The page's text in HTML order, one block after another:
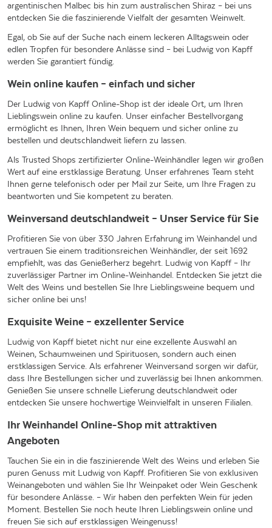
argentinischen Malbec bis hin zum australischen Shiraz – bei uns
entdecken Sie die faszinierende Vielfalt der gesamten Weinwelt.
Egal, ob Sie auf der Suche nach einem leckeren Alltagswein oder
edlen Tropfen für besondere Anlässe sind – bei Ludwig von Kapff
werden Sie garantiert fündig.
Wein online kaufen – einfach und sicher
Der Ludwig von Kapff Online-Shop ist der ideale Ort, um Ihren
Lieblingswein online zu kaufen. Unser einfacher Bestellvorgang
ermöglicht es Ihnen, Ihren Wein bequem und sicher online zu
bestellen und deutschlandweit liefern zu lassen.
Als Trusted Shops zertifizierter Online-Weinhändler legen wir großen
Wert auf eine erstklassige Beratung. Unser erfahrenes Team steht
Ihnen gerne telefonisch oder per Mail zur Seite, um Ihre Fragen zu
beantworten und Sie kompetent zu beraten.
Weinversand deutschlandweit – Unser Service für Sie
Profitieren Sie von über 330 Jahren Erfahrung im Weinhandel und
vertrauen Sie einem traditionsreichen Weinhändler, der seit 1692
empfiehlt, was das Genießerherz begehrt. Ludwig von Kapff – Ihr
zuverlässiger Partner im Online-Weinhandel. Entdecken Sie jetzt die
Welt des Weins und bestellen Sie Ihre Lieblingsweine bequem und
sicher online bei uns!
Exquisite Weine – exzellenter Service
Ludwig von Kapff bietet nicht nur eine exzellente Auswahl an
Weinen, Schaumweinen und Spirituosen, sondern auch einen
erstklassigen Service. Als erfahrener Weinversand sorgen wir dafür,
dass Ihre Bestellungen sicher und zuverlässig bei Ihnen ankommen.
Genießen Sie unsere schnelle Lieferung deutschlandweit oder
entdecken Sie unsere hochwertige Weinvielfalt in unseren Filialen.
Ihr Weinhandel Online-Shop mit attraktiven
Angeboten
Tauchen Sie ein in die faszinierende Welt des Weins und erleben Sie
puren Genuss mit Ludwig von Kapff. Profitieren Sie von exklusiven
Weinangeboten und wählen Sie Ihr Weinpaket oder Wein Geschenk
für besondere Anlässe. – Wir haben den perfekten Wein für jeden
Moment. Bestellen Sie noch heute Ihren Lieblingswein online und
freuen Sie sich auf erstklassigen Weingenuss!